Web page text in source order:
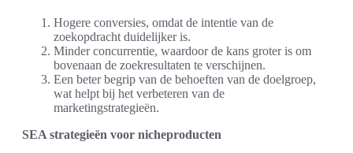
Hogere conversies, omdat de intentie van de
zoekopdracht duidelijker is.
Minder concurrentie, waardoor de kans groter is om
bovenaan de zoekresultaten te verschijnen.
Een beter begrip van de behoeften van de doelgroep,
wat helpt bij het verbeteren van de
marketingstrategieën.
SEA strategieën voor nicheproducten